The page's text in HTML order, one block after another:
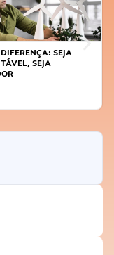
SEJA
SEJA